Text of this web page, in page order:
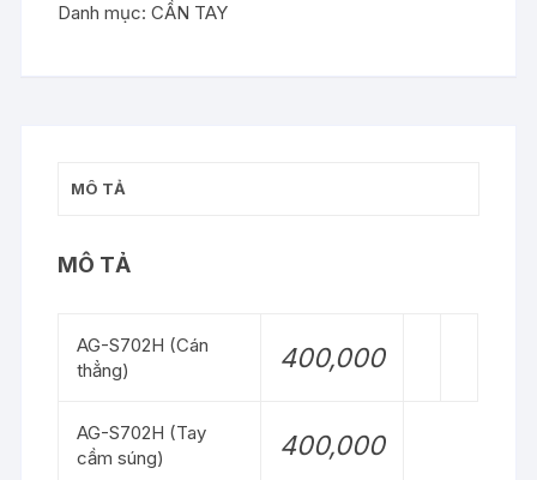
CÂU
Danh mục:CẦN TAY
MÔ TẢ
MÔ TẢ
AG-S702H (Cán
thẳng)
400,000
AG-S702H (Tay
cầm súng)
400,000